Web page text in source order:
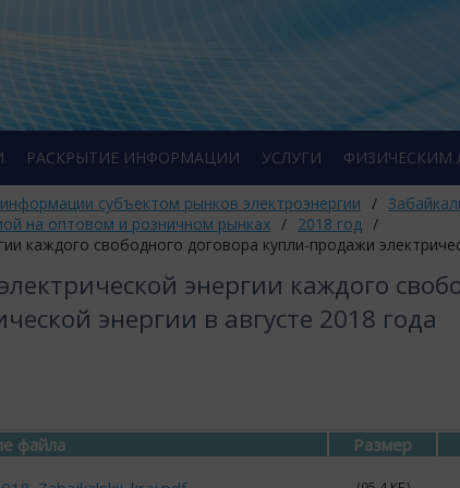
РАСКРЫТИЕ ИНФОРМАЦИИ УСЛУГИ ФИЗИЧЕСКИМ
субъектом рынков электроэнергии /
на оптовом и розничном рынках / 2018 год /
каждого свободного договора купли-продажи
энергии каждого
энергии в августе 2018 года
файла Размер